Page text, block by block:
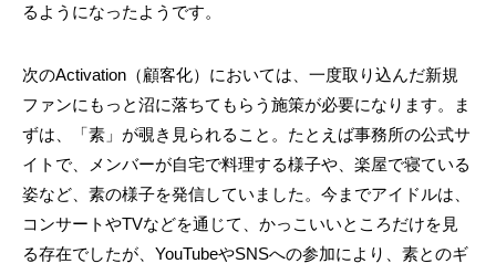
るようになったようです。
次のActivation（顧客化）においては、一度取り込んだ新規
ファンにもっと沼に落ちてもらう施策が必要になります。ま
ずは、「素」が覗き見られること。たとえば事務所の公式サ
イトで、メンバーが自宅で料理する様子や、楽屋で寝ている
姿など、素の様子を発信していました。今までアイドルは、
コンサートやTVなどを通じて、かっこいいところだけを見
る存在でしたが、YouTubeやSNSへの参加により、素とのギ